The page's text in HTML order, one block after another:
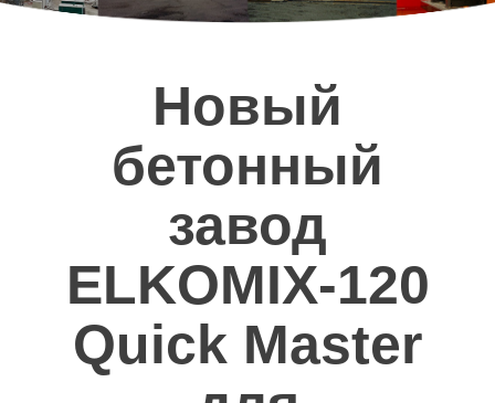
Новости
заказчики
Контакты
Новый
бетонный
завод
ELKOMIX-120
Quick Master